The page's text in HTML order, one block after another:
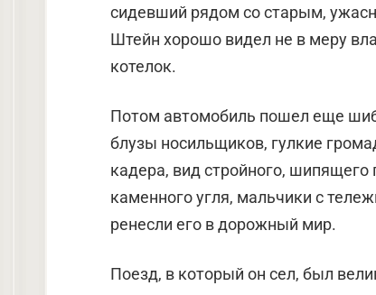
сидевший рядом со старым,
Штейн хорошо ви­дел не в меру
котелок.
Потом автомобиль пошел еще
блузы носильщиков, гулкие
кадера, вид стройного, шипящего
каменного угля, мальчики с
ренесли его в дорожный мир.
Поезд, в который он сел, был